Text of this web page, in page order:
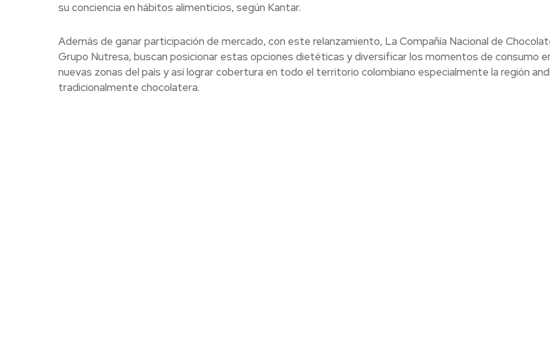
su conciencia en hábitos alimenticios, según Kantar.
Además de ganar participación de mercado, con este relanzamiento, La Compañía Nacional de
Grupo Nutresa, buscan posicionar estas opciones dietéticas y diversificar los momentos de consumo
nuevas zonas del país y así lograr cobertura en todo el territorio colombiano especialmente la región
tradicionalmente chocolatera.